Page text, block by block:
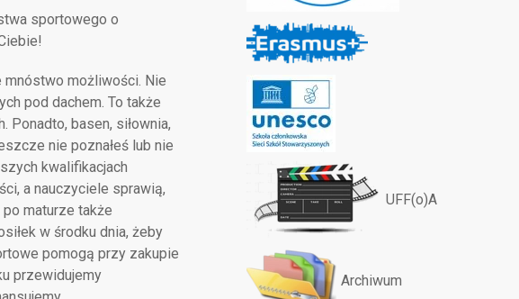
sportowego o
mnóstwo możliwości. Nie
pod dachem. To także
basen, siłownia,
nie poznałeś lub nie
kwalifikacjach
a nauczyciele sprawią,
maturze także
w środku dnia, żeby
pomogą przy zakupie
przewidujemy
UFF(o)A
Archiwum